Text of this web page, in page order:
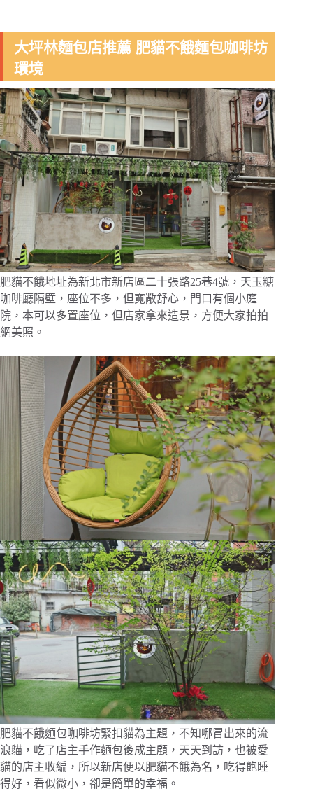
大坪林麵包店推薦 肥貓不餓麵包咖啡坊
環境
肥貓不餓地址為新北市新店區二十張路25巷4號，天玉糖
咖啡廳隔壁，座位不多，但寬敞舒心，門口有個小庭
院，本可以多置座位，但店家拿來造景，方便大家拍拍
網美照。
肥貓不餓麵包咖啡坊緊扣貓為主題，不知哪冒出來的流
浪貓，吃了店主手作麵包後成主顧，天天到訪，也被愛
貓的店主收編，所以新店便以肥貓不餓為名，吃得飽睡
得好，看似微小，卻是簡單的幸福。